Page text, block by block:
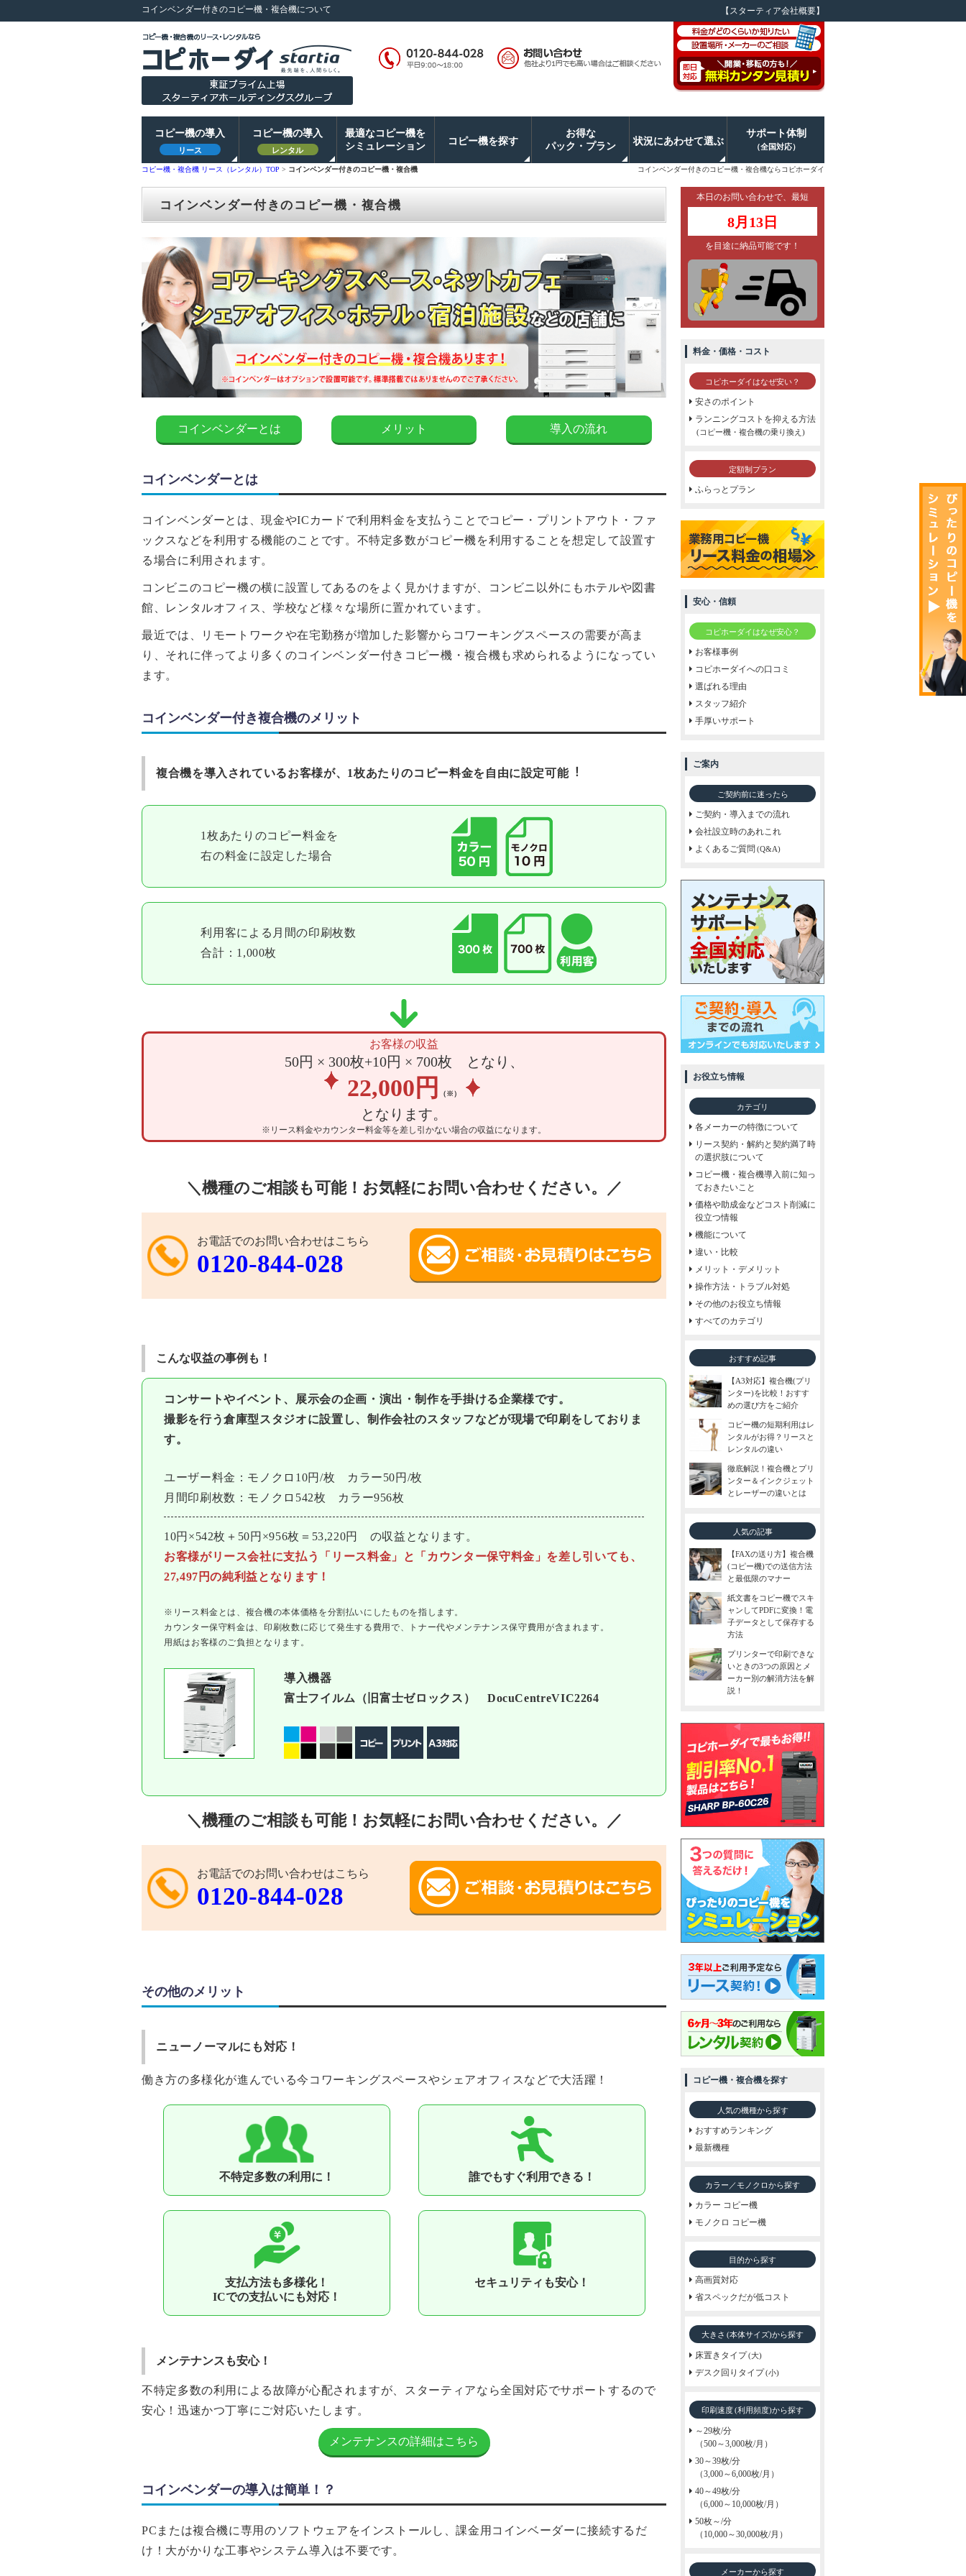
コインベンダー付きのコピー機・複合機について 【スターティア会社概要】
コピー機の導入
リース
コピー機の導入
レンタル
最適なコピー機を
シミュレーション
コピー機を探す
お得な
パック・プラン
状況にあわせて選ぶ
サポート体制
（全国対応）
コピー機・複合機 リース（レンタル）TOP > コインベンダー付きのコピー機・複合機 コインベンダー付きのコピー機・複合機ならコピホーダイ
コインベンダー付きのコピー機・複合機
コインベンダーとは メリット 導入の流れ
コインベンダーとは
コインベンダーとは、現⾦やICカードで利⽤料⾦を⽀払うことでコピー・プリントアウト・ファ
ックスなどを利⽤する機能のことです。不特定多数がコピー機を利⽤することを想定して設置す
る場合に利⽤されます。
コンビニのコピー機の横に設置してあるのをよく⾒かけますが、コンビニ以外にもホテルや図書
館、レンタルオフィス、学校など様々な場所に置かれています。
最近では、リモートワークや在宅勤務が増加した影響からコワーキングスペースの需要が⾼ま
り、それに伴ってより多くのコインベンダー付きコピー機・複合機も求められるようになってい
ます。
コインベンダー付き複合機のメリット
複合機を導⼊されているお客様が、1枚あたりのコピー料⾦を⾃由に設定可能︕
1枚あたりのコピー料⾦を
右の料⾦に設定した場合
利⽤客による⽉間の印刷枚数
合計：1,000枚
お客様の収益
50円 × 300枚+10円 × 700枚 となり、
22,000円 （※）
となります。
※リース料⾦やカウンター料⾦等を差し引かない場合の収益になります。
＼ 機種のご相談も可能！ お気軽にお問い合わせください。 ／
お電話でのお問い合わせはこちら
0120-844-028
こんな収益の事例も！
コンサートやイベント、展⽰会の企画・演出・制作を⼿掛ける企業様です。
撮影を⾏う倉庫型スタジオに設置し、制作会社のスタッフなどが現場で印刷をしておりま
す。
ユーザー料⾦：モノクロ10円/枚 カラー50円/枚
⽉間印刷枚数：モノクロ542枚 カラー956枚
10円×542枚＋50円×956枚＝53,220円 の収益となります。
お客様がリース会社に⽀払う「リース料⾦」と「カウンター保守料⾦」を差し引いても、
27,497円の純利益となります！
※リース料⾦とは、複合機の本体価格を分割払いにしたものを指します。
カウンター保守料⾦は、印刷枚数に応じて発生する費用で、トナー代やメンテナンス保守費用が含まれます。
用紙はお客様のご負担となります。
導⼊機器
富⼠フイルム（旧富⼠ゼロックス） DocuCentreVIC2264
＼ 機種のご相談も可能！ お気軽にお問い合わせください。 ／
お電話でのお問い合わせはこちら
0120-844-028
その他のメリット
ニューノーマルにも対応！
働き⽅の多様化が進んでいる今コワーキングスペースやシェアオフィスなどで⼤活躍！
不特定多数の利⽤に！ 誰でもすぐ利⽤できる！
⽀払⽅法も多様化！
ICでの⽀払いにも対応！
セキュリティも安⼼！
メンテナンスも安⼼！
不特定多数の利⽤による故障が⼼配されますが、スターティアなら全国対応でサポートするので
安⼼！迅速かつ丁寧にご対応いたします。
メンテナンスの詳細はこちら
コインベンダーの導⼊は簡単！？
PCまたは複合機に専⽤のソフトウェアをインストールし、課⾦⽤コインベーダーに接続するだ
け！⼤がかりな⼯事やシステム導⼊は不要です。
本日のお問い合わせで、最短
8月13日
を目途に納品可能です！
料金・価格・コスト
コピホーダイはなぜ安い？
安さのポイント
ランニングコストを抑える方法
(コピー機・複合機の乗り換え)
定額制プラン
ふらっとプラン
安心・信頼
コピホーダイはなぜ安心？
お客様事例
コピホーダイへの口コミ
選ばれる理由
スタッフ紹介
手厚いサポート
ご案内
ご契約前に迷ったら
ご契約・導入までの流れ
会社設立時のあれこれ
よくあるご質問 (Q&A)
お役立ち情報
カテゴリ
各メーカーの特徴について
リース契約・解約と契約満了時
の選択肢について
コピー機・複合機導入前に知っ
ておきたいこと
価格や助成金などコスト削減に
役立つ情報
機能について
違い・比較
メリット・デメリット
操作方法・トラブル対処
その他のお役立ち情報
すべてのカテゴリ
おすすめ記事
【A3対応】複合機(プリ
ンター)を比較！おすす
めの選び方をご紹介
コピー機の短期利用はレ
ンタルがお得？リースと
レンタルの違い
徹底解説！複合機とプリ
ンター＆インクジェット
とレーザーの違いとは
人気の記事
【FAXの送り方】複合機
(コピー機)での送信方法
と最低限のマナー
紙文書をコピー機でスキ
ャンしてPDFに変換！電
子データとして保存する
方法
プリンターで印刷できな
いときの3つの原因とメ
ーカー別の解消方法を解
説！
コピー機・複合機を探す
人気の機種から探す
おすすめランキング
最新機種
カラー／モノクロから探す
カラー コピー機
モノクロ コピー機
目的から探す
高画質対応
省スペックだが低コスト
大きさ (本体サイズ)から探す
床置きタイプ (大)
デスク回りタイプ (小)
印刷速度(利用頻度)から探す
～29枚/分
（500～3,000枚/月）
30～39枚/分
（3,000～6,000枚/月）
40～49枚/分
（6,000～10,000枚/月）
50枚～/分
（10,000～30,000枚/月）
メーカーから探す